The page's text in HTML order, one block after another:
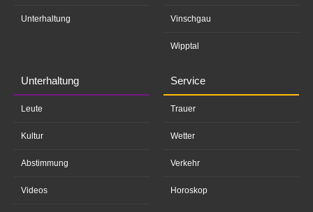
Unterhaltung Vinschgau
Wipptal
Unterhaltung
Leute
Kultur
Abstimmung
Videos
Service
Trauer
Wetter
Verkehr
Horoskop